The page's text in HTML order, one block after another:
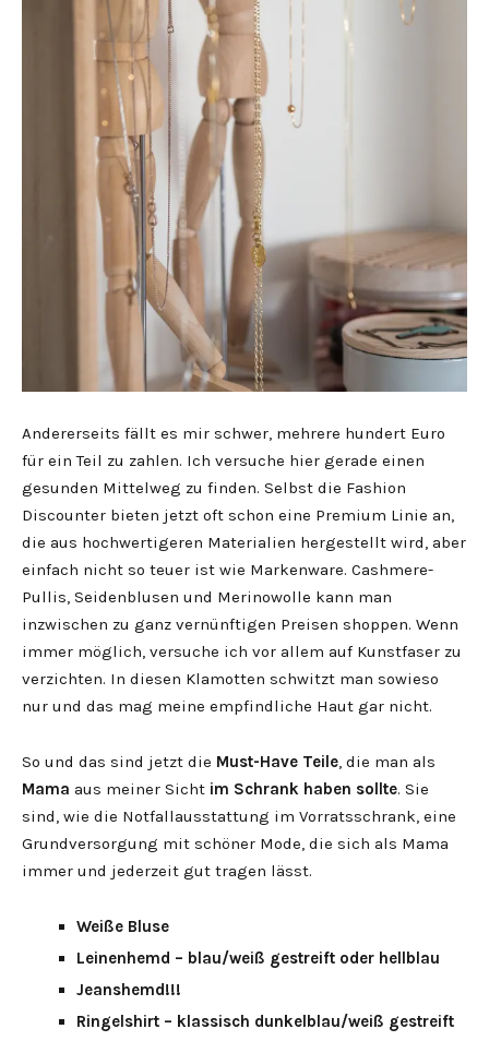
Andererseits fällt es mir schwer, mehrere hundert Euro
für ein Teil zu zahlen. Ich versuche hier gerade einen
gesunden Mittelweg zu finden. Selbst die Fashion
Discounter bieten jetzt oft schon eine Premium Linie an,
die aus hochwertigeren Materialien hergestellt wird, aber
einfach nicht so teuer ist wie Markenware. Cashmere-
Pullis, Seidenblusen und Merinowolle kann man
inzwischen zu ganz vernünftigen Preisen shoppen. Wenn
immer möglich, versuche ich vor allem auf Kunstfaser zu
verzichten. In diesen Klamotten schwitzt man sowieso
nur und das mag meine empfindliche Haut gar nicht.
So und das sind jetzt die Must-Have Teile , die man als
Mama aus meiner Sicht im Schrank haben sollte. Sie
sind, wie die Notfallausstattung im Vorratsschrank, eine
Grundversorgung mit schöner Mode, die sich als Mama
immer und jederzeit gut tragen lässt.
Weiße Bluse
Leinenhemd – blau/weiß gestreift oder hellblau
Jeanshemd!!!
Ringelshirt – klassisch dunkelblau/weiß gestreift